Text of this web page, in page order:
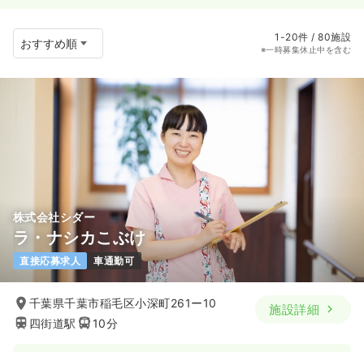
1-20件 / 80施設
※一時募集休止中を含む
株式会社シダー
ラ・ナシカこぶけ
直接応募求人 車通勤可
千葉県千葉市稲毛区小深町261ー10
四街道駅
10分
施設詳細